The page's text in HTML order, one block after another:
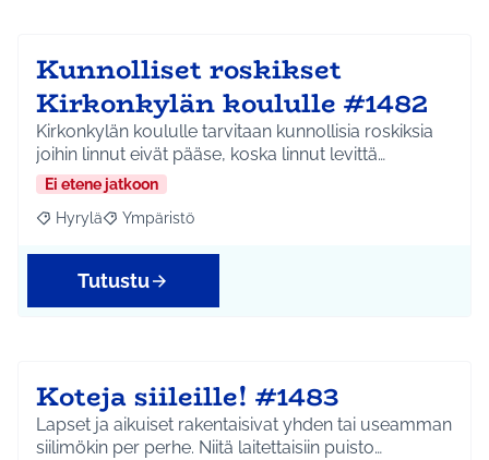
Kunnolliset roskikset
Kirkonkylän koululle #1482
Kirkonkylän koululle tarvitaan kunnollisia roskiksia
joihin linnut eivät pääse, koska linnut levittä…
Ei etene jatkoon
Rajaa tulokset aihepiirin mukaan: Hyrylä
Hyrylä Rajaa tulokset teeman mukaan: Ympäristö
Ympäristö
Tutustu
Koteja siileille! #1483
Lapset ja aikuiset rakentaisivat yhden tai useamman
siilimökin per perhe. Niitä laitettaisiin puisto…